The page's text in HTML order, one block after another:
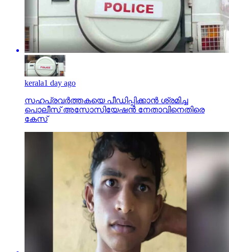
kerala1 day ago
സഹപ്രവര്‍ത്തകയെ പീഡിപ്പിക്കാന്‍ ശ്രമിച്ച
പൊലീസ് അസോസിയേഷന്‍ നേതാവിനെതിരെ
കേസ്